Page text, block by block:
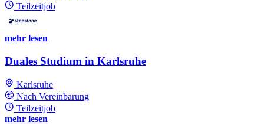
Teilzeitjob
mehr lesen
Duales Studium in Karlsruhe
Karlsruhe
Nach Vereinbarung
Teilzeitjob
mehr lesen